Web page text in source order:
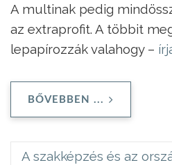
A multinak pedig
az extraprofit. A többit
lepapírozzák valahogy –
BŐVEBBEN ...
A szakképzés és az